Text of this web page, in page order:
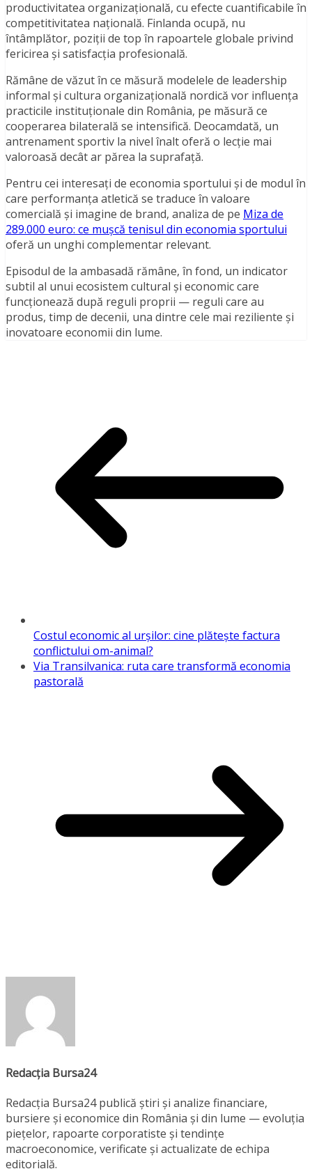
productivitatea organizațională, cu efecte cuantificabile în
competitivitatea națională. Finlanda ocupă, nu
întâmplător, poziții de top în rapoartele globale privind
fericirea și satisfacția profesională.
Rămâne de văzut în ce măsură modelele de leadership
informal și cultura organizațională nordică vor influența
practicile instituționale din România, pe măsură ce
cooperarea bilaterală se intensifică. Deocamdată, un
antrenament sportiv la nivel înalt oferă o lecție mai
valoroasă decât ar părea la suprafață.
Pentru cei interesați de economia sportului și de modul în
care performanța atletică se traduce în valoare
comercială și imagine de brand, analiza de pe Miza de
289.000 euro: ce mușcă tenisul din economia sportului
oferă un unghi complementar relevant.
Episodul de la ambasadă rămâne, în fond, un indicator
subtil al unui ecosistem cultural și economic care
funcționează după reguli proprii — reguli care au
produs, timp de decenii, una dintre cele mai reziliente și
inovatoare economii din lume.
Costul economic al urșilor: cine plătește factura
conflictului om-animal?
Via Transilvanica: ruta care transformă economia
pastorală
Redacția Bursa24
Redacția Bursa24 publică știri și analize financiare,
bursiere și economice din România și din lume — evoluția
piețelor, rapoarte corporatiste și tendințe
macroeconomice, verificate și actualizate de echipa
editorială.